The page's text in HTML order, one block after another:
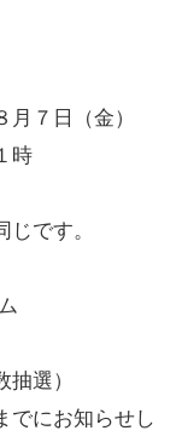
７日（金）
時
です。
選）
でにお知らせし